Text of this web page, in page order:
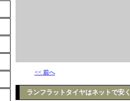
<< 前へ
ランフラットタイヤはネットで安